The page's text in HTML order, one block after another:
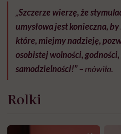
„Szczerze wierzę, że
umysłowa jest konieczna,
które, miejmy nadzieję,
osobistej wolności,
samodzielności!”– mówiła.
Rolki